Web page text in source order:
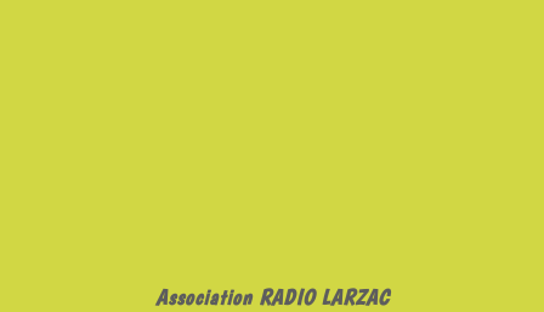
Association RADIO LARZAC